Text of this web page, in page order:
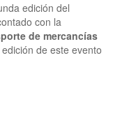
edición del
con la
de mercancías
de este evento